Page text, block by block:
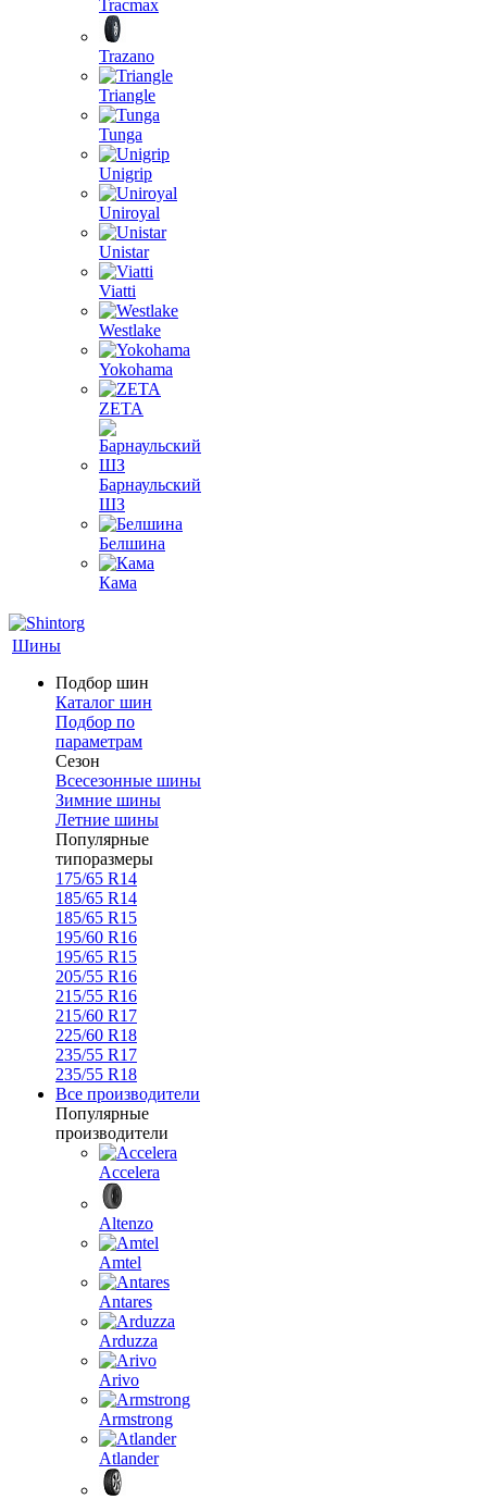
Tracmax
Trazano
Triangle
Tunga
Unigrip
Uniroyal
Unistar
Viatti
Westlake
Yokohama
ZETA
Барнаульский
ШЗ
Белшина
Кама
Шины
Подбор шин
Каталог шин
Подбор по
параметрам
Сезон
Всесезонные шины
Зимние шины
Летние шины
Популярные
типоразмеры
175/65 R14
185/65 R14
185/65 R15
195/60 R16
195/65 R15
205/55 R16
215/55 R16
215/60 R17
225/60 R18
235/55 R17
235/55 R18
Все производители
Популярные
производители
Accelera
Altenzo
Amtel
Antares
Arduzza
Arivo
Armstrong
Atlander